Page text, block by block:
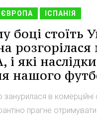
ЄВРОПА ІСПАНІЯ
боці стоїть
і які
нашого
в комерційні
прагне